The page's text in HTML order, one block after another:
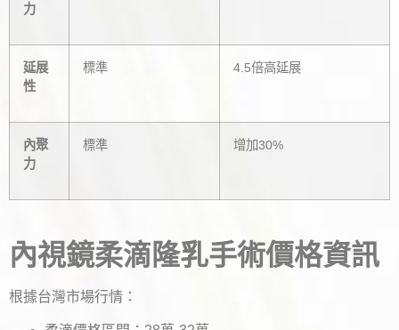
力
延展
性
標準 4.5倍高延展
內聚
力
標準 增加30%
內視鏡柔滴隆乳手術價格資訊
根據台灣市場行情：